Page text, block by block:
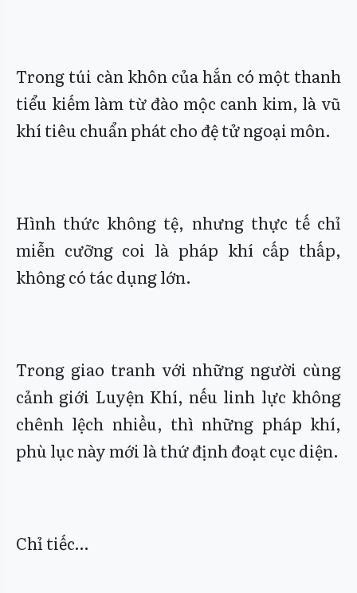
Trong túi càn khôn của hắn có một thanh
tiểu kiếm làm từ đào mộc canh kim, là vũ
khí tiêu chuẩn phát cho đệ tử ngoại môn.
Hình thức không tệ, nhưng thực tế chỉ
miễn cưỡng coi là pháp khí cấp thấp,
không có tác dụng lớn.
Trong giao tranh với những người cùng
cảnh giới Luyện Khí, nếu linh lực không
chênh lệch nhiều, thì những pháp khí,
phù lục này mới là thứ định đoạt cục diện.
Chỉ tiếc…